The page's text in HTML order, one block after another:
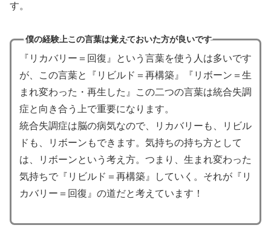
す。
僕の経験上この言葉は覚えておいた方が良いです
『リカバリー＝回復』という言葉を使う人は多いです
が、この言葉と『リビルド＝再構築』『リボーン＝生
まれ変わった・再生した』この二つの言葉は統合失調
症と向き合う上で重要になります。
統合失調症は脳の病気なので、リカバリーも、リビル
ドも、リボーンもできます。気持ちの持ち方として
は、リボーンという考え方。つまり、生まれ変わった
気持ちで『リビルド＝再構築』していく。それが『リ
カバリー＝回復』の道だと考えています！